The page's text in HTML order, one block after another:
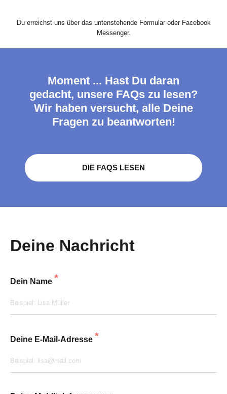
Du erreichst uns über das untenstehende Formular oder Facebook
Messenger.
Moment ... Hast Du daran
gedacht, unsere FAQs zu lesen?
Wir haben versucht, alle Deine
Fragen zu beantworten!
DIE FAQS LESEN
Deine Nachricht
Dein Name *
Deine E-Mail-Adresse *